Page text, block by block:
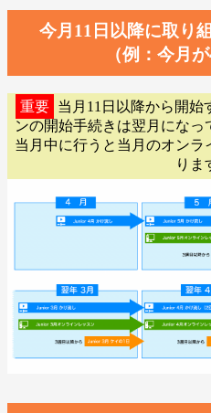
今月11日以降に取り
（例：今月
重要 当月11日以降から開始
ンの開始手続きは翌月になっ
当月中に行うと当月のオン
りま